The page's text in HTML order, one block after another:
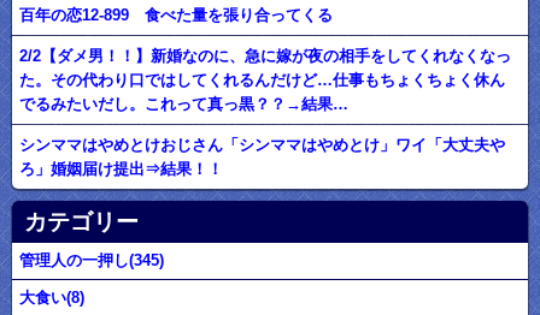
百年の恋12-899 食べた量を張り合ってくる
2/2【ダメ男！！】新婚なのに、急に嫁が夜の相手をしてくれなくなっ
た。その代わり口ではしてくれるんだけど…仕事もちょくちょく休ん
でるみたいだし。これって真っ黒？？→結果…
シンママはやめとけおじさん「シンママはやめとけ」ワイ「大丈夫や
ろ」婚姻届け提出⇒結果！！
カテゴリー
管理人の一押し(345)
大食い(8)